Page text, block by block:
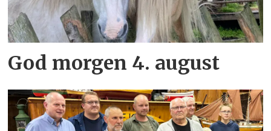
God morgen 4. august